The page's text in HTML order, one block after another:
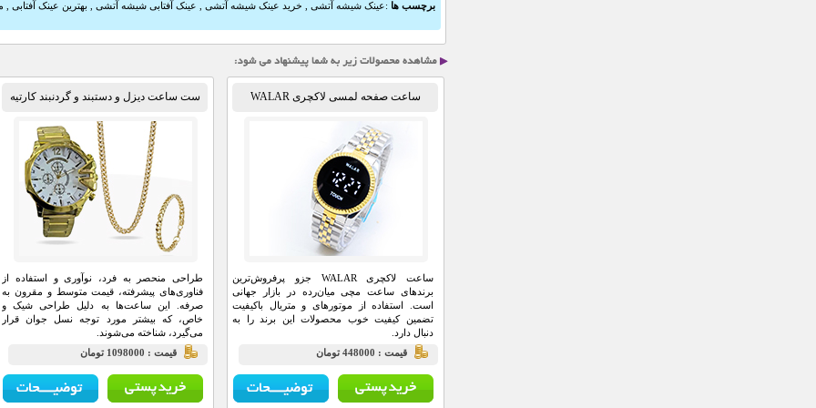
برچسب ها :عینک شیشه آتشی خرید عینک شیشه آتشی عینک آفتابی شیشه آتشی بهترین عینک آفتابی
ساعت صفحه لمسی لاکچری WALAR
ساعت لاکچری WALAR جزو پرفروش‌ترین
برند‌های ساعت مچی میان‌رده در بازار جهانی
است‏. استفاده از موتور‌های و متریال با‌کیفیت
تضمین کیفیت خوب محصولات این برند را به
دنبال دارد.
قيمت : 448000 تومان
ست ساعت دیزل و دستبند و گردنبند کارتیه
طراحی منحصر به فرد، نوآوری و استفاده از
فناوری‌های پیشرفته، قیمت متوسط و مقرون به
صرفه. این ساعت‌ها به دلیل طراحی شیک و
خاص، که بیشتر مورد توجه نسل جوان قرار
می‌گیرد، شناخته می‌شوند.
قيمت : 1098000 تومان